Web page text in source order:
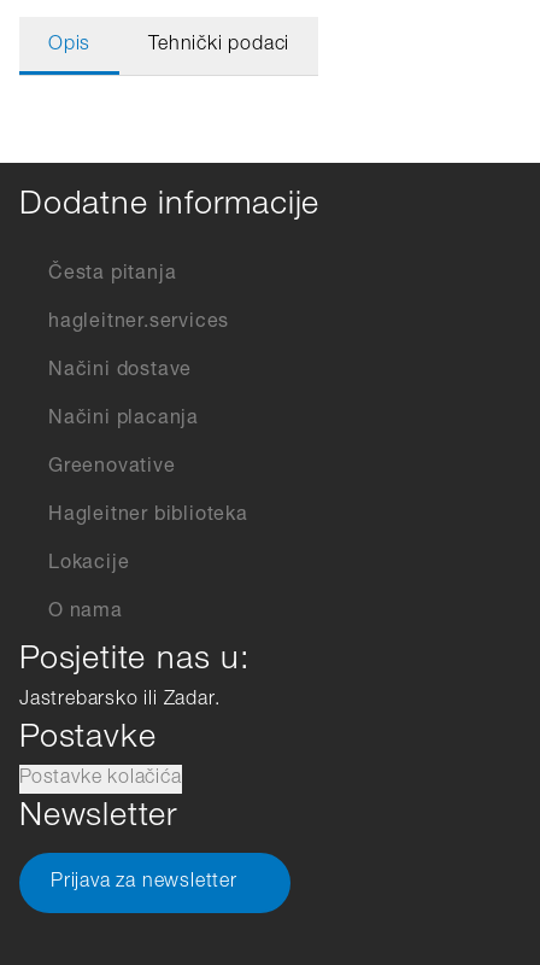
Opis Tehnički podaci
Dodatne informacije
Česta pitanja
hagleitner.services
Načini dostave
Načini placanja
Greenovative
Hagleitner biblioteka
Lokacije
O nama
Posjetite nas u:
Jastrebarsko ili Zadar.
Postavke
Postavke kolačića
Newsletter
Prijava za newsletter